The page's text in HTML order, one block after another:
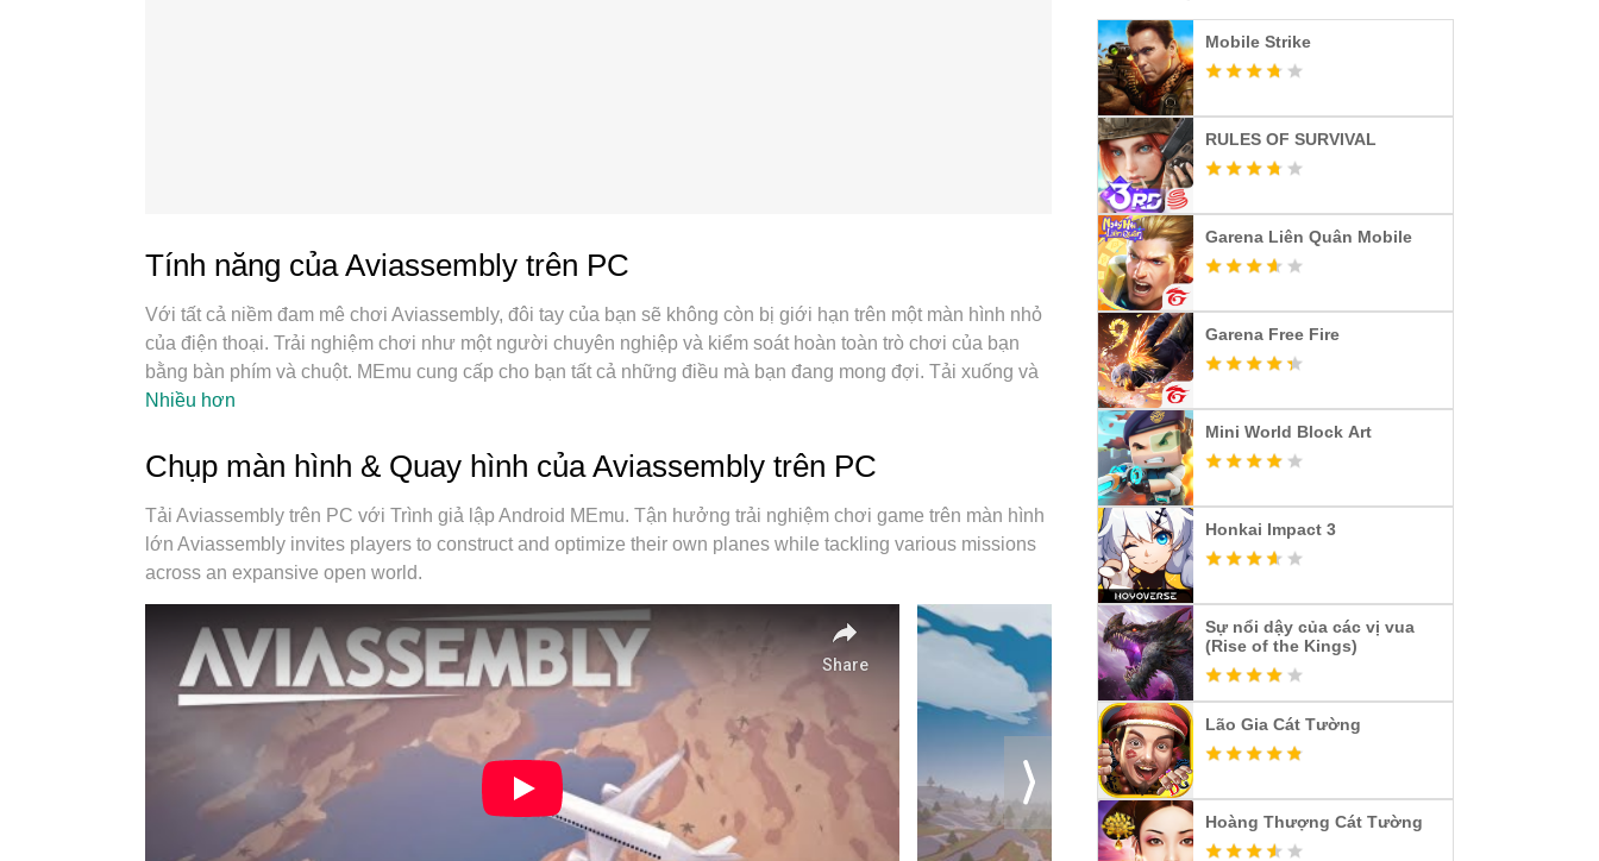
Tính năng của Aviassembly trên PC
Với tất cả niềm đam mê chơi Aviassembly, đôi tay của bạn sẽ không còn bị giới hạn trên một màn hình nhỏ
của điện thoại. Trải nghiệm chơi như một người chuyên nghiệp và kiểm soát hoàn toàn trò chơi của bạn
bằng bàn phím và chuột. MEmu cung cấp cho bạn tất cả những điều mà bạn đang mong đợi. Tải xuống và
chơi Aviassembly trên PC. Miễn là bạn muốn chơi, bởi nó không còn giới hạn về pin, dữ liệu di động và các
bị về chuyên môn của chúng tôi, hệ thống sơ đồ bàn phím tinh tế làm cho Aviassembly trở thành một trò
chơi thực sự trên PC. Trình Quản lý đa năng, đã được chăm chút bởi sự tiếp thu của chúng tôi, có thể phát
2 hoặc nhiều tài khoản trên cùng một thiết bị. Và điều quan trọng nhất, công cụ mô phỏng độc quyền của
chúng tôi có thể phát huy toàn bộ tiềm năng PC của bạn, giúp mọi thứ hoạt động trơn tru nhất có thể. Chúng
tôi biết rằng quá trình tận hưởng hạnh phúc ở mỗi trò chơi cũng là mong muốn của mỗi game thủ, vì vậy các
bạn chỉ cần chơi thôi hãy để chúng tôi quan tâm đến tất cả trải nghiệm đó.
Nhiều hơn
Chụp màn hình & Quay hình của Aviassembly trên PC
Tải Aviassembly trên PC với Trình giả lập Android MEmu. Tận hưởng trải nghiệm chơi game trên màn hình
lớn Aviassembly invites players to construct and optimize their own planes while tackling various missions
across an expansive open world.
Mobile Strike
RULES OF SURVIVAL
Garena Liên Quân Mobile
Garena Free Fire
Mini World Block Art
Honkai Impact 3
Sự nổi dậy của các vị vua
(Rise of the Kings)
Lão Gia Cát Tường
Hoàng Thượng Cát Tường